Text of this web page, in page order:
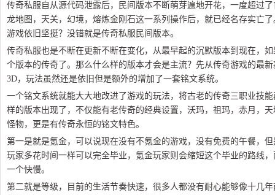
传奇私服自从源代码泄露后，民间版本不断萌芽遍地开花，一度超过
龙地图，天关，幻境，熔炼金刚石这一系列操作后，就已经名存实亡
游戏依旧坚挺？没错就是传奇私服民间版本。
传奇私服也是不断在更新不断在变化，从最早起的沉默版本到现在，
个版本的传奇了。那么什么样的版本才会是主流？先从传奇游戏的最
3D，玩法虽然还是依旧但是额外的增加了一套铭文系统。
一个铭文系统就能大大地改进了游戏的玩法，将古老的传奇三职业技
样的版本出现了，不仅能有老传奇的经典设置，沃玛，祖玛，赤月，
怪物，更是有传奇永恒的铭文特色。
第一是就是氪金，可以说现在没有不氪金的游戏，没有免费的午餐，
玩家多花时间一样可以完全毕业，氪金玩家则会缩短这个毕业的路线
一个快慢。
第二就是等级，目前的生活节奏快速，很多人都没有耐心能够像十几